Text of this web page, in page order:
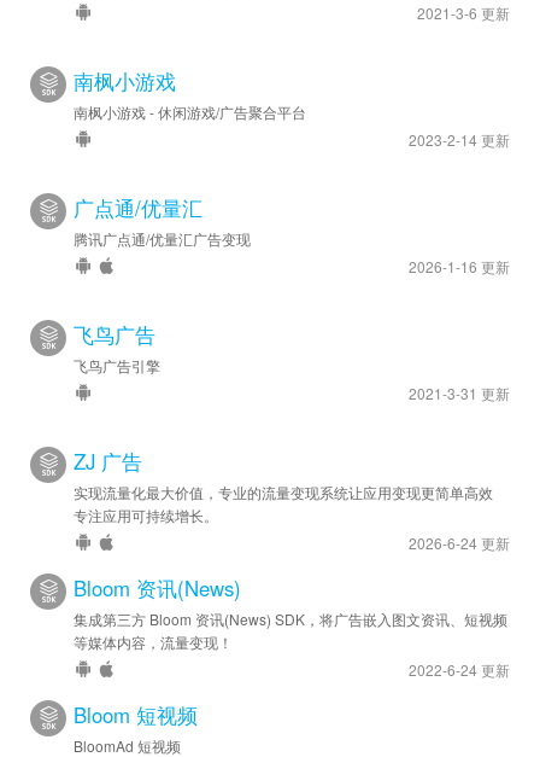
2021-3-6 更新
南枫小游戏
南枫小游戏 - 休闲游戏/广告聚合平台
2023-2-14 更新
广点通/优量汇
腾讯广点通/优量汇广告变现
2026-1-16 更新
飞鸟广告
飞鸟广告引擎
2021-3-31 更新
ZJ 广告
实现流量化最大价值，专业的流量变现系统让应用变现更简单高效
专注应用可持续增长。
2026-6-24 更新
Bloom 资讯(News)
集成第三方 Bloom 资讯(News) SDK，将广告嵌入图文资讯、短视频
等媒体内容，流量变现！
2022-6-24 更新
Bloom 短视频
BloomAd 短视频